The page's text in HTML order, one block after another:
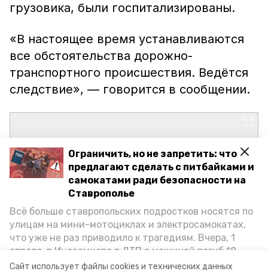
Сайт использует файлы cookies и технических данных
Ограничить, но не запретить: что
предлагают сделать с питбайками и
самокатами ради безопасности на
Ставрополье
Всё больше ставропольских подростков носятся по
улицам на мини-мотоциклах и электросамокатах,
что уже не раз приводило к трагедиям. Вчера, 1
апреля, в Иноземцево в ДТП с машиной погиб 18-
летний пассажир питбайка, катавшийся без шлема.
грузовика, были госпитализированы.
«В настоящее время устанавливаются
все обстоятельства дорожно-
транспортного происшествия. Ведётся
следствие», — говорится в сообщении.